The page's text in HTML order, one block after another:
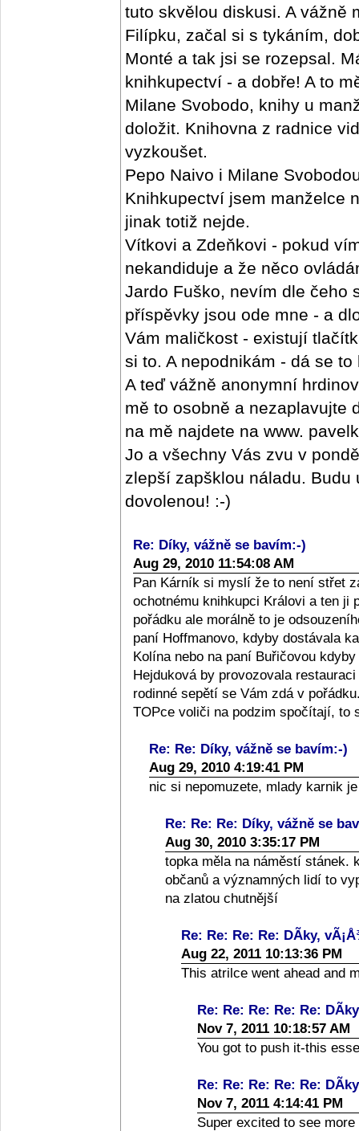
tuto skvělou diskusi. A vážně
Filípku, začal si s tykáním,
Monté a tak jsi se rozepsal.
knihkupectví - a dobře! A to
Milane Svobodo, knihy u
doložit. Knihovna z radnice
vyzkoušet.
Pepo Naivo i Milane
Knihkupectví jsem manželce
jinak totiž nejde.
Vítkovi a Zdeňkovi - pokud
nekandiduje a že něco
Jardo Fuško, nevím dle čeho
příspěvky jsou ode mne - a
Vám maličkost - existují
si to. A nepodnikám - dá se
A teď vážně anonymní
mě to osobně a nezaplavujte
na mě najdete na www.
Jo a všechny Vás zvu v
zlepší zapšklou náladu.
dovolenou! :-)
Re: Díky, vážně se bavím:-)
Aug 29, 2010 11:54:08 AM
Pan Kárník si myslí že to není střet
ochotnému knihkupci Královi a ten ji
pořádku ale morálně to je
paní Hoffmanovo, kdyby dostávala
Kolína nebo na paní Buřičovou
Hejduková by provozovala
rodinné sepětí se Vám zdá v
TOPce voliči na podzim spočítají, to
Re: Re: Díky, vážně se bavím:-)
Aug 29, 2010 4:19:41 PM
nic si nepomuzete, mlady karnik
Re: Re: Re: Díky, vážně se
Aug 30, 2010 3:35:17 PM
topka měla na náměstí stánek.
občanů a významných lidí to
na zlatou chutnější
Re: Re: Re: Re: DÃ­ky,
Aug 22, 2011 10:13:36 PM
This atrilce went ahead and
Re: Re: Re: Re: Re:
Nov 7, 2011 10:18:57 AM
You got to push it-this
Re: Re: Re: Re: Re:
Nov 7, 2011 4:14:41 PM
Super excited to see